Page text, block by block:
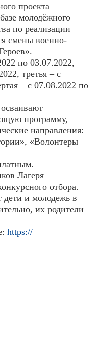
проекта
молодёжного
по реализации
смены военно-
по 03.07.2022,
третья – с
– с 07.08.2022 по
программу,
направления:
«Волонтеры
Лагеря
отбора.
дети и молодежь в
их родители
https://